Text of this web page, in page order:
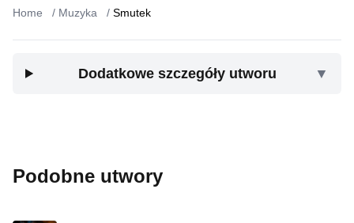
Home / Muzyka / Smutek
Dodatkowe szczegóły utworu ▼
Podobne utwory